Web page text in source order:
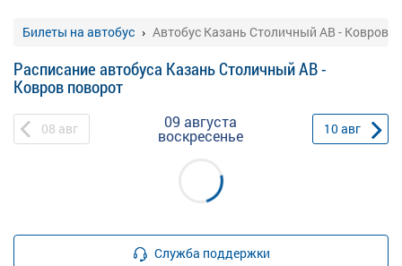
Билеты на автобус Автобус Казань Столичный АВ - Ковров
Расписание автобуса Казань Столичный АВ -
Ковров поворот
08 авг 09 августа
воскресенье 10авг
Служба поддержки